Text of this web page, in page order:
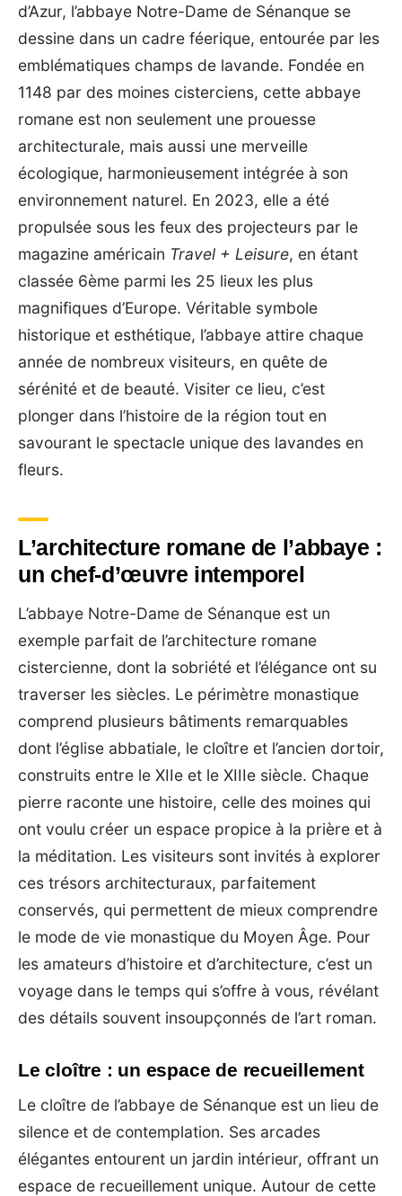
d’Azur, l’abbaye Notre-Dame de Sénanque se
dessine dans un cadre féerique, entourée par les
emblématiques champs de lavande. Fondée en
1148 par des moines cisterciens, cette abbaye
romane est non seulement une prouesse
architecturale, mais aussi une merveille
écologique, harmonieusement intégrée à son
environnement naturel. En 2023, elle a été
propulsée sous les feux des projecteurs par le
magazine américain Travel + Leisure, en étant
classée 6ème parmi les 25 lieux les plus
magnifiques d’Europe. Véritable symbole
historique et esthétique, l’abbaye attire chaque
année de nombreux visiteurs, en quête de
sérénité et de beauté. Visiter ce lieu, c’est
plonger dans l’histoire de la région tout en
savourant le spectacle unique des lavandes en
fleurs.
L’architecture romane de l’abbaye :
un chef-d’œuvre intemporel
L’abbaye Notre-Dame de Sénanque est un
exemple parfait de l’architecture romane
cistercienne, dont la sobriété et l’élégance ont su
traverser les siècles. Le périmètre monastique
comprend plusieurs bâtiments remarquables
dont l’église abbatiale, le cloître et l’ancien dortoir,
construits entre le XIIe et le XIIIe siècle. Chaque
pierre raconte une histoire, celle des moines qui
ont voulu créer un espace propice à la prière et à
la méditation. Les visiteurs sont invités à explorer
ces trésors architecturaux, parfaitement
conservés, qui permettent de mieux comprendre
le mode de vie monastique du Moyen Âge. Pour
les amateurs d’histoire et d’architecture, c’est un
voyage dans le temps qui s’offre à vous, révélant
des détails souvent insoupçonnés de l’art roman.
Le cloître : un espace de recueillement
Le cloître de l’abbaye de Sénanque est un lieu de
silence et de contemplation. Ses arcades
élégantes entourent un jardin intérieur, offrant un
espace de recueillement unique. Autour de cette